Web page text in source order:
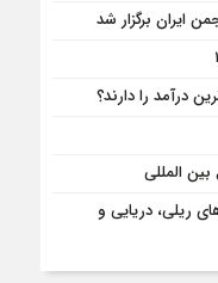
ایران برگزار شد
درآمد را دارند؟
المللی
ریلی، دریایی و